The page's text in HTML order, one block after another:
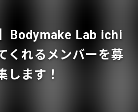
Bodymake Lab ichi
くれるメンバーを募
します！